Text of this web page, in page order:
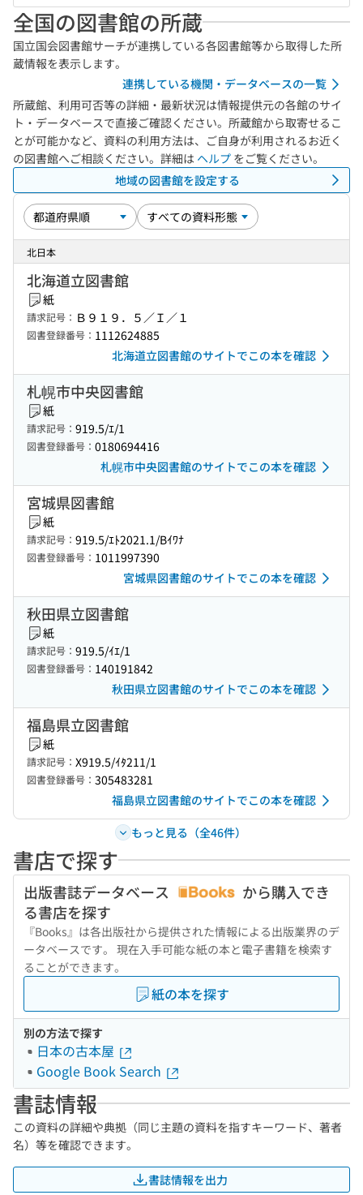
全国の図書館の所蔵
国立国会図書館サーチが連携している各図書館等から取得した所
蔵情報を表示します。
連携している機関・データベースの一覧
所蔵館、利用可否等の詳細・最新状況は情報提供元の各館のサイ
ト・データベースで直接ご確認ください。所蔵館から取寄せるこ
とが可能かなど、資料の利用方法は、ご自身が利用されるお近く
の図書館へご相談ください。詳細は ヘルプ をご覧ください。
地域の図書館を設定する
北日本
北海道立図書館
紙
請求記号： Ｂ９１９．５／Ｉ／１
図書登録番号： 1112624885
北海道立図書館のサイトでこの本を確認
札幌市中央図書館
紙
請求記号： 919.5/ｴ/1
図書登録番号： 0180694416
札幌市中央図書館のサイトでこの本を確認
宮城県図書館
紙
請求記号： 919.5/ｴﾄ2021.1/Bｲﾜﾅ
図書登録番号： 1011997390
宮城県図書館のサイトでこの本を確認
秋田県立図書館
紙
請求記号： 919.5/ｲｴ/1
図書登録番号： 140191842
秋田県立図書館のサイトでこの本を確認
福島県立図書館
紙
請求記号： X919.5/ｲﾀ211/1
図書登録番号： 305483281
福島県立図書館のサイトでこの本を確認
もっと見る（全46件）
書店で探す
出版書誌データベース
から購入でき
る書店を探す
『Books』は各出版社から提供された情報による出版業界のデ
ータベースです。 現在入手可能な紙の本と電子書籍を検索す
ることができます。
紙の本を探す
別の方法で探す
日本の古本屋
Google Book Search
書誌情報
この資料の詳細や典拠（同じ主題の資料を指すキーワード、著者
名）等を確認できます。
書誌情報を出力